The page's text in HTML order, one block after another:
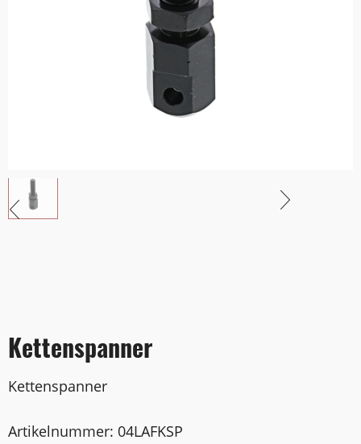
Kettenspanner
Kettenspanner
Artikelnummer: 04LAFKSP